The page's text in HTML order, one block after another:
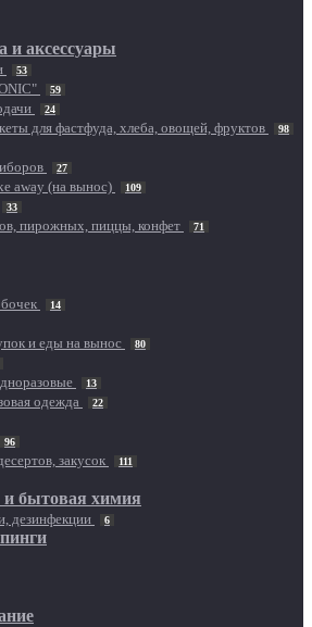
и аксессуары
53
59
24
для фастфуда, хлеба, овощей, фруктов 98
27
away (на вынос) 109
33
пирожных, пиццы, конфет 71
14
и еды на вынос 80
13
одежда 22
96
закусок 111
и бытовая химия
дезинфекции 6